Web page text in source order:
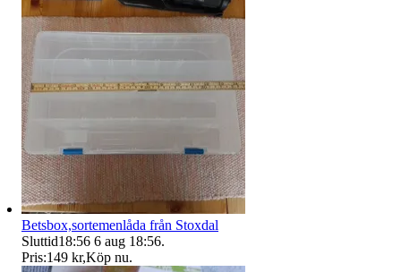
Betsbox,sortemenlåda från Stoxdal
Sluttid18:56 6 aug 18:56.
Pris:149 kr,Köp nu.